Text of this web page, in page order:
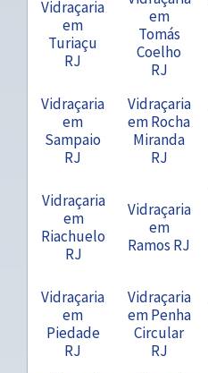
Vidraçaria
em
Turiaçu
RJ
em
Tomás
Coelho
RJ
Vidraçaria
em
Sampaio
RJ
Vidraçaria
em Rocha
Miranda
RJ
Vidraçaria
em
Riachuelo
RJ
Vidraçaria
em
Ramos RJ
Vidraçaria
em
Piedade
RJ
Vidraçaria
em Penha
Circular
RJ